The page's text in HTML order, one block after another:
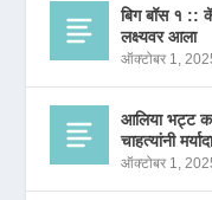
बिग बॉस १ ::
लक्ष्यवर आला
ऑक्टोबर 1,
आलिया भट्ट
चाहत्यांनी
ऑक्टोबर 1,